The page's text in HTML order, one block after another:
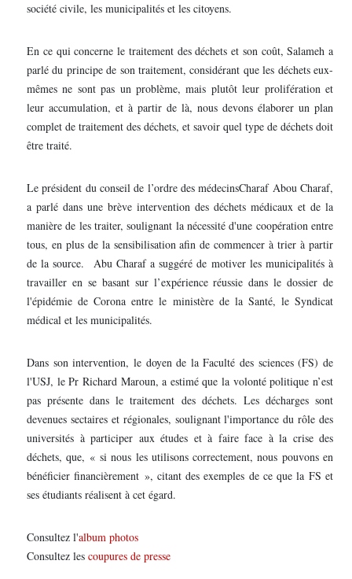
société civile, les municipalités et les citoyens.
En ce qui concerne le traitement des déchets et son coût, Salameh a
parlé du principe de son traitement, considérant que les déchets eux-
mêmes ne sont pas un problème, mais plutôt leur prolifération et
leur accumulation, et à partir de là, nous devons élaborer un plan
complet de traitement des déchets, et savoir quel type de déchets doit
être traité.
Le président du conseil de l’ordre des médecinsCharaf Abou Charaf,
a parlé dans une brève intervention des déchets médicaux et de la
manière de les traiter, soulignant la nécessité d'une coopération entre
tous, en plus de la sensibilisation afin de commencer à trier à partir
de la source. Abu Charaf a suggéré de motiver les municipalités à
travailler en se basant sur l’expérience réussie dans le dossier de
l'épidémie de Corona entre le ministère de la Santé, le Syndicat
médical et les municipalités.
Dans son intervention, le doyen de la Faculté des sciences (FS) de
l'USJ, le Pr Richard Maroun, a estimé que la volonté politique n’est
pas présente dans le traitement des déchets. Les décharges sont
devenues sectaires et régionales, soulignant l'importance du rôle des
universités à participer aux études et à faire face à la crise des
déchets, que, « si nous les utilisons correctement, nous pouvons en
bénéficier financièrement », citant des exemples de ce que la FS et
ses étudiants réalisent à cet égard.
Consultez l'album photos
Consultez les coupures de presse